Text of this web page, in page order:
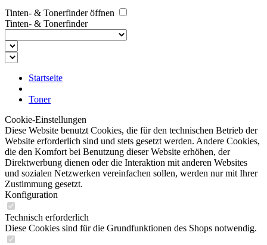
Tinten- & Tonerfinder öffnen
Tinten- & Tonerfinder
Startseite
Toner
Cookie-Einstellungen
Diese Website benutzt Cookies, die für den technischen Betrieb der
Website erforderlich sind und stets gesetzt werden. Andere Cookies,
die den Komfort bei Benutzung dieser Website erhöhen, der
Direktwerbung dienen oder die Interaktion mit anderen Websites
und sozialen Netzwerken vereinfachen sollen, werden nur mit Ihrer
Zustimmung gesetzt.
Konfiguration
Technisch erforderlich
Diese Cookies sind für die Grundfunktionen des Shops notwendig.